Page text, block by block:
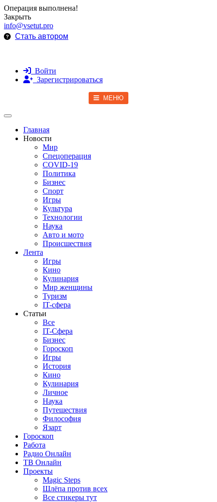
Операция выполнена!
Закрыть
info@vsetut.pro
Стать автором
Войти
Зарегистрироваться
МЕНЮ
Toggle navigation
Главная
Новости
Мир
Спецоперация
COVID-19
Политика
Бизнес
Спорт
Игры
Культура
Технологии
Наука
Авто и мото
Происшествия
Лента
Игры
Кино
Кулинария
Мир женщины
Туризм
IT-сфера
Статьи
Все
IT-Сфера
Бизнес
Гороскоп
Игры
История
Кино
Кулинария
Личное
Наука
Путешествия
Философия
Язарт
Гороскоп
Работа
Радио Онлайн
ТВ Онлайн
Проекты
Magic Steps
Шлёпа против всех
Все стикеры тут